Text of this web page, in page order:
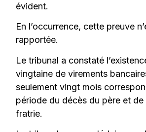
évident.
En l’occurrence, cette preuve
rapportée.
Le tribunal a constaté
vingtaine de virements
seulement vingt mois
période du décès du père et de
fratrie.